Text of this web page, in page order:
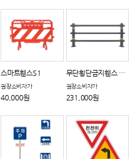
스마트휀스S1
권장소비자가
40,000원
무단횡단금지휀스 가로형 (진회색)
권장소비자가
231,000원